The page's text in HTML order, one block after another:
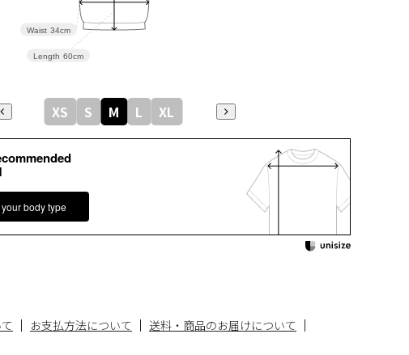
お支払方法について
送料・商品のお届けについて
body type
Length 60cm
Waist 34cm
XS S M L XL